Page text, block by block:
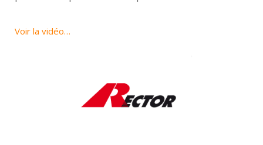
Voir la vidéo…